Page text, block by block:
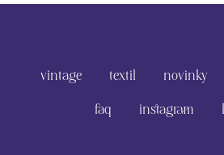
vintage textil novinky
faq
instagram